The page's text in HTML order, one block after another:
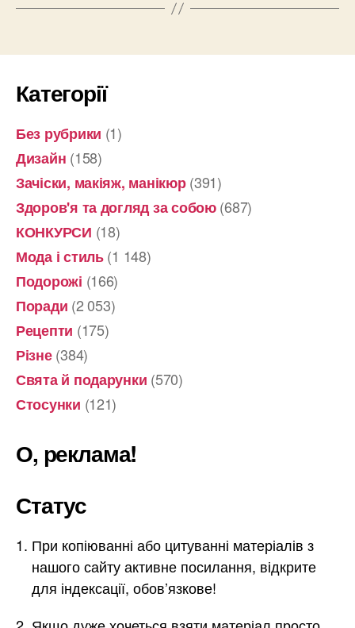
Категорії
Без рубрики (1)
Дизайн (158)
Зачіски, макіяж, манікюр(391)
Здоров'я та догляд за собою(687)
КОНКУРСИ (18)
Мода і стиль(1 148)
Подорожі (166)
Поради (2 053)
Рецепти (175)
Різне(384)
Свята й подарунки (570)
Стосунки (121)
О, реклама!
Статус
При копіюванні або цитуванні матеріалів з
нашого сайту активне посилання, відкрите
для індексації, обов’язкове!